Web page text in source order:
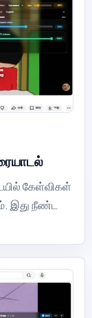
கேள்விகள்
இது நீண்ட